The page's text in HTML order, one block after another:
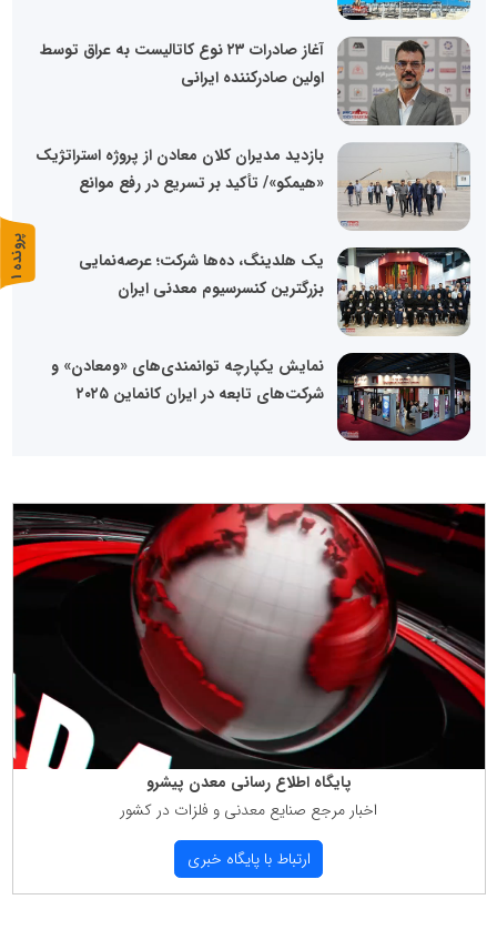
آغاز صادرات ۲۳ نوع کاتالیست به عراق توسط
اولین صادرکننده ایرانی
بازدید مدیران کلان معادن از پروژه استراتژیک
«هیمکو»/ تأکید بر تسریع در رفع موانع
یک هلدینگ، ده‌ها شرکت؛ عرصه‌نمایی
بزرگترین کنسرسیوم معدنی ایران
نمایش یکپارچه توانمندی‌های «ومعادن» و
شرکت‌های تابعه در ایران کانماین ۲۰۲۵
پایگاه اطلاع رسانی معدن پیشرو
اخبار مرجع صنایع معدنی و فلزات در كشور
ارتباط با پایگاه خبری
پ
ر
و
ن
د
ه
1